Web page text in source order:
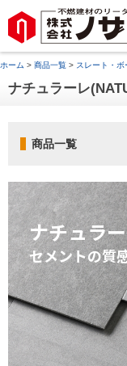
ホーム > 商品一覧 > スレート・ボ
ナチュラーレ
商品一覧
ナチュラ
セメントの質